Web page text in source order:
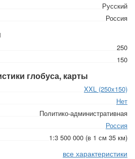
Русский
Россия
250
150
глобуса, карты
XXL (250x150)
Нет
Политико-административная
Россия
1:3 500 000 (в 1 см 35 км)
все характеристики